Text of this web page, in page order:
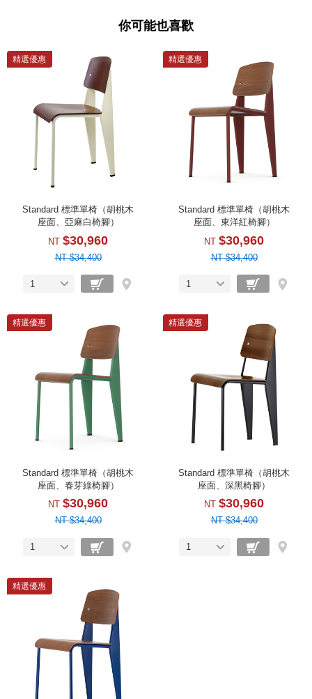
你可能也喜歡
精選優惠
Standard 標準單椅（胡桃木
座面、亞麻白椅腳）
NT $30,960
NT $34,400
1
精選優惠
Standard 標準單椅（胡桃木
座面、東洋紅椅腳）
NT $30,960
NT $34,400
1
精選優惠
Standard 標準單椅（胡桃木
座面、春芽綠椅腳）
NT $30,960
NT $34,400
1
精選優惠
Standard 標準單椅（胡桃木
座面、深黑椅腳）
NT $30,960
NT $34,400
1
精選優惠